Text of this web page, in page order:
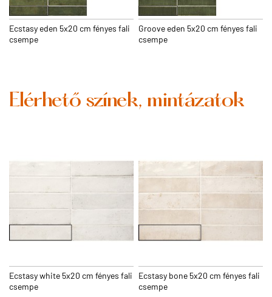
Ecstasy eden 5x20 cm fényes fali
csempe
Groove eden 5x20 cm fényes fali
csempe
Elérhető színek, mintázatok
Ecstasy white 5x20 cm fényes fali
csempe
Ecstasy bone 5x20 cm fényes fali
csempe